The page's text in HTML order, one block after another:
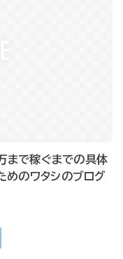
まで稼ぐまでの具体
めのワタシのブログ